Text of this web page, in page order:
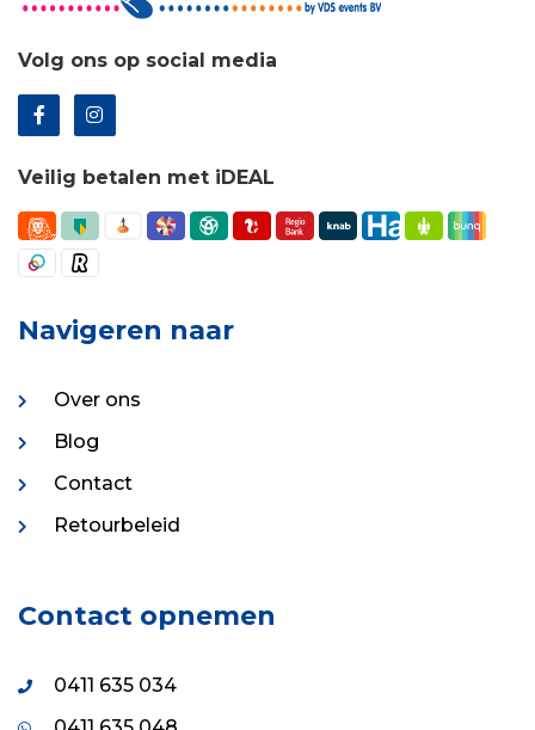
Volg ons op social media
Veilig betalen met iDEAL
Navigeren naar
Over ons
Blog
Contact
Retourbeleid
Contact opnemen
0411 635 034